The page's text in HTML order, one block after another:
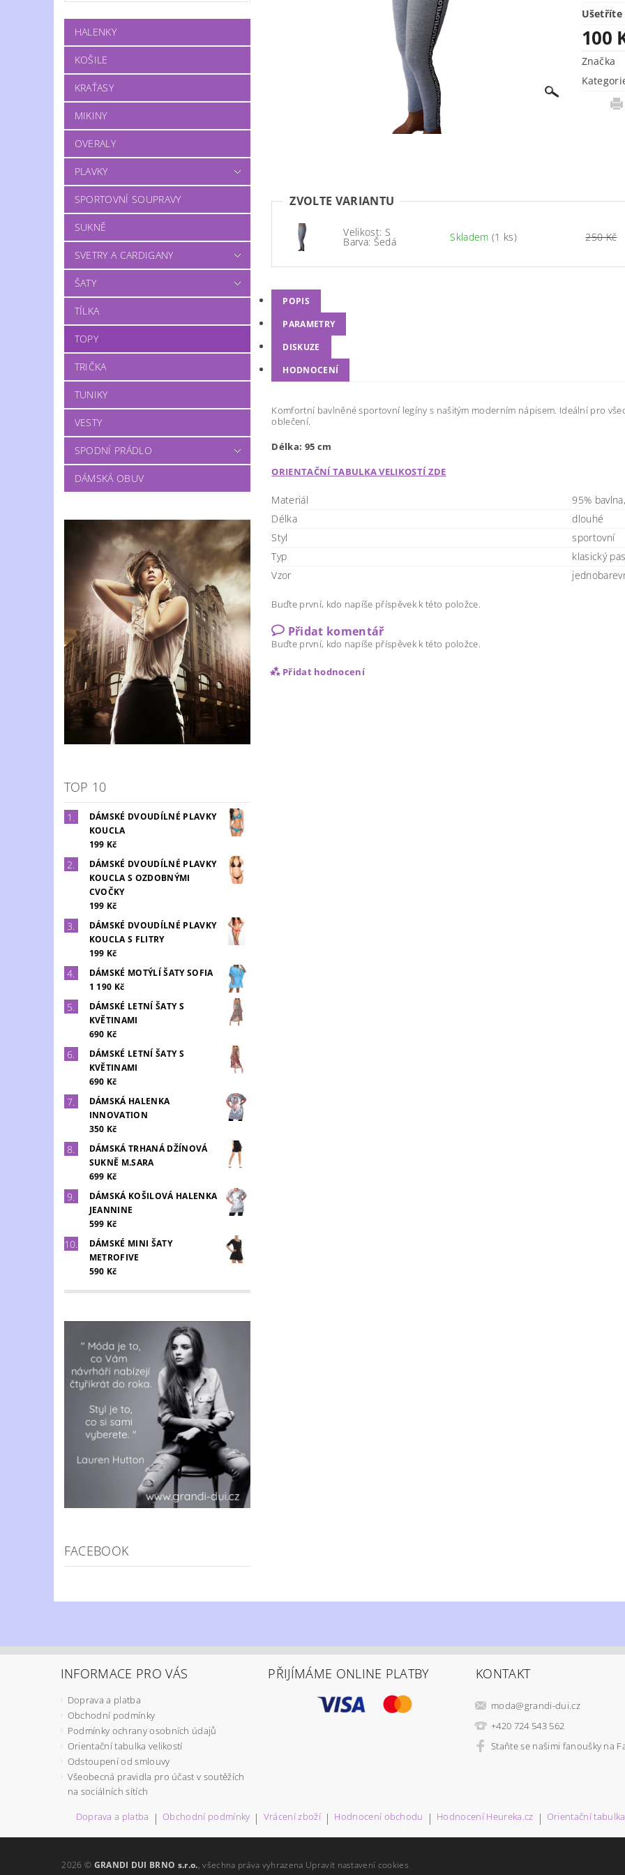
HALENKY
KOŠILE
KRAŤASY
MIKINY
OVERALY
PLAVKY
SPORTOVNÍ SOUPRAVY
SUKNĚ
SVETRY A CARDIGANY
ŠATY
TÍLKA
TOPY
TRIČKA
TUNIKY
VESTY
SPODNÍ PRÁDLO
DÁMSKÁ OBUV
TOP 10
DÁMSKÉ DVOUDÍLNÉ PLAVKY
KOUCLA
199 Kč
DÁMSKÉ DVOUDÍLNÉ PLAVKY
KOUCLA S OZDOBNÝMI
CVOČKY
199 Kč
DÁMSKÉ DVOUDÍLNÉ PLAVKY
KOUCLA S FLITRY
199 Kč
DÁMSKÉ MOTÝLÍ ŠATY SOFIA
1 190 Kč
DÁMSKÉ LETNÍ ŠATY S
KVĚTINAMI
690 Kč
DÁMSKÉ LETNÍ ŠATY S
KVĚTINAMI
690 Kč
DÁMSKÁ HALENKA
INNOVATION
350 Kč
DÁMSKÁ TRHANÁ DŽÍNOVÁ
SUKNĚ M.SARA
699 Kč
DÁMSKÁ KOŠILOVÁ HALENKA
JEANNINE
599 Kč
DÁMSKÉ MINI ŠATY
METROFIVE
590 Kč
FACEBOOK
Ušetříte
100
Značka
ZVOLTE VARIANTU
Velikost: S
Barva: Šedá Skladem (1 ks) 250 Kč
POPIS
PARAMETRY
DISKUZE
HODNOCENÍ
Komfortní bavlněné sportovní legíny s našitým moderním nápisem. Ideální pro
oblečení.
Délka: 95 cm
ORIENTAČNÍ TABULKA VELIKOSTÍ ZDE
Materiál
95%
Délka
dlouhé
Styl
sportovní
Typ
klasický
Vzor
Buďte první, kdo napíše příspěvek k této položce.
Přidat komentář
Buďte první, kdo napíše příspěvek k této položce.
Přidat hodnocení
INFORMACE PRO VÁS
Doprava a platba
Obchodní podmínky
Podmínky ochrany osobních údajů
Orientační tabulka velikostí
Odstoupení od smlouvy
Všeobecná pravidla pro účast v soutěžích
na sociálních sítích
PŘIJÍMÁME ONLINE PLATBY KONTAKT
moda@grandi-dui.cz
+420 724 543 562
Staňte se našimi fanoušky na
Doprava a platba | Obchodní podmínky | Vrácení zboží | Hodnocení obchodu | Hodnocení Heureka.cz | Orientační
2026 © GRANDI DUI BRNO s.r.o., všechna práva vyhrazena Upravit nastavení cookies